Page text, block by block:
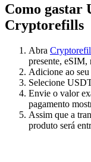
Como gastar
Cryptorefills
Abra
presente, eSIM,
Adicione ao
Selecione
Envie o valor
pagamento
Assim que a
produto será